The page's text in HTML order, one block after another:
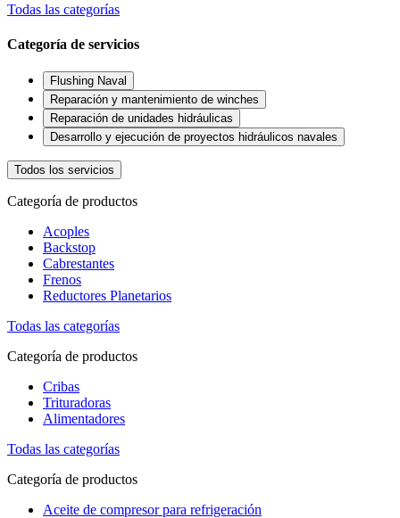
Todas las categorías
Categoría de servicios
Flushing Naval
Reparación y mantenimiento de winches
Reparación de unidades hidráulicas
Desarrollo y ejecución de proyectos hidráulicos navales
Todos los servicios
Categoría de productos
Acoples
Backstop
Cabrestantes
Frenos
Reductores Planetarios
Todas las categorías
Categoría de productos
Cribas
Trituradoras
Alimentadores
Todas las categorías
Categoría de productos
Aceite de compresor para refrigeración